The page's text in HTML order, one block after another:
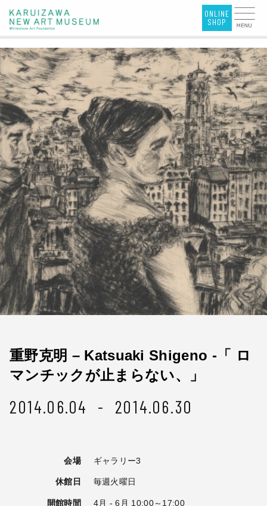
重野克明 – Katsuaki Shigeno -「 ロ
マンチックが止まらない、」
2014.06.04 - 2014.06.30
会場 ギャラリー3
休館日 毎週火曜日
開館時間 4月 - 6月 10:00～17:00